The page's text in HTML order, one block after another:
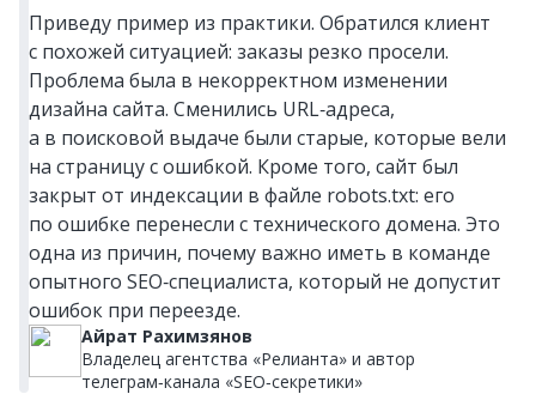
Приведу пример из практики. Обратился клиент
с похожей ситуацией: заказы резко просели.
Проблема была в некорректном изменении
дизайна сайта. Сменились URL‑адреса,
а в поисковой выдаче были старые, которые вели
на страницу с ошибкой. Кроме того, сайт был
закрыт от индексации в файле robots.txt: его
по ошибке перенесли с технического домена. Это
одна из причин, почему важно иметь в команде
опытного SEO‑специалиста, который не допустит
ошибок при переезде.
Айрат Рахимзянов
Владелец агентства «Релианта» и автор
телеграм‑канала «SEO‑секретики»